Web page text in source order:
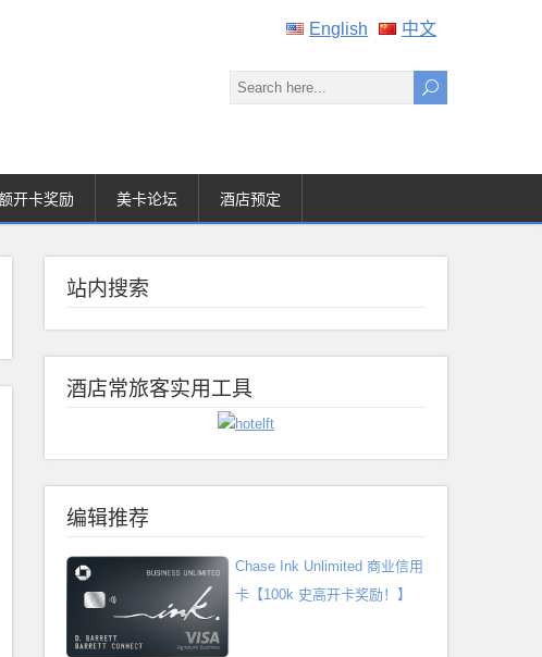
English 中文
开卡奖励 美卡论坛 酒店预定
站内搜索
酒店常旅客实用工具
编辑推荐
Chase Ink Unlimited 商业信用
卡【100k 史高开卡奖励！】